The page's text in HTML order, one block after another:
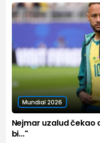
Mundial 2026
Nejmar uzalud čekao
bi..."